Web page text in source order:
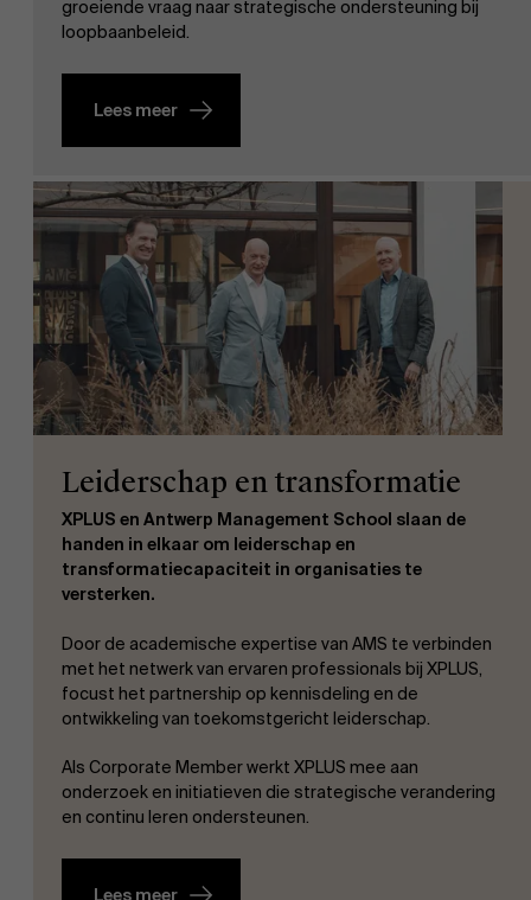
groeiende vraag naar strategische ondersteuning bij
loopbaanbeleid.
Lees meer
Leiderschap en transformatie
XPLUS en Antwerp Management School slaan de
handen in elkaar om leiderschap en
transformatiecapaciteit in organisaties te
versterken.
Door de academische expertise van AMS te verbinden
met het netwerk van ervaren professionals bij XPLUS,
focust het partnership op kennisdeling en de
ontwikkeling van toekomstgericht leiderschap.
Als Corporate Member werkt XPLUS mee aan
onderzoek en initiatieven die strategische verandering
en continu leren ondersteunen.
Lees meer